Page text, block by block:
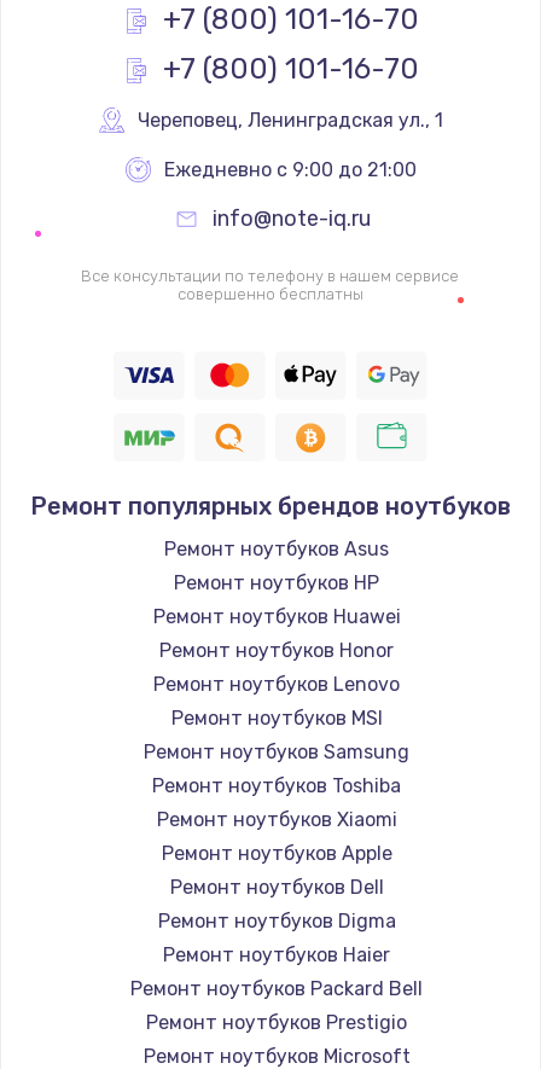
+7 (800) 101-16-70
+7 (800) 101-16-70
Череповец, Ленинградская ул., 1
Ежедневно с 9:00 до 21:00
info@note-iq.ru
Все консультации по телефону в нашем сервисе
совершенно бесплатны
Ремонт популярных брендов ноутбуков
Ремонт ноутбуков Asus
Ремонт ноутбуков HP
Ремонт ноутбуков Huawei
Ремонт ноутбуков Honor
Ремонт ноутбуков Lenovo
Ремонт ноутбуков MSI
Ремонт ноутбуков Samsung
Ремонт ноутбуков Toshiba
Ремонт ноутбуков Xiaomi
Ремонт ноутбуков Apple
Ремонт ноутбуков Dell
Ремонт ноутбуков Digma
Ремонт ноутбуков Haier
Ремонт ноутбуков Packard Bell
Ремонт ноутбуков Prestigio
Ремонт ноутбуков Microsoft